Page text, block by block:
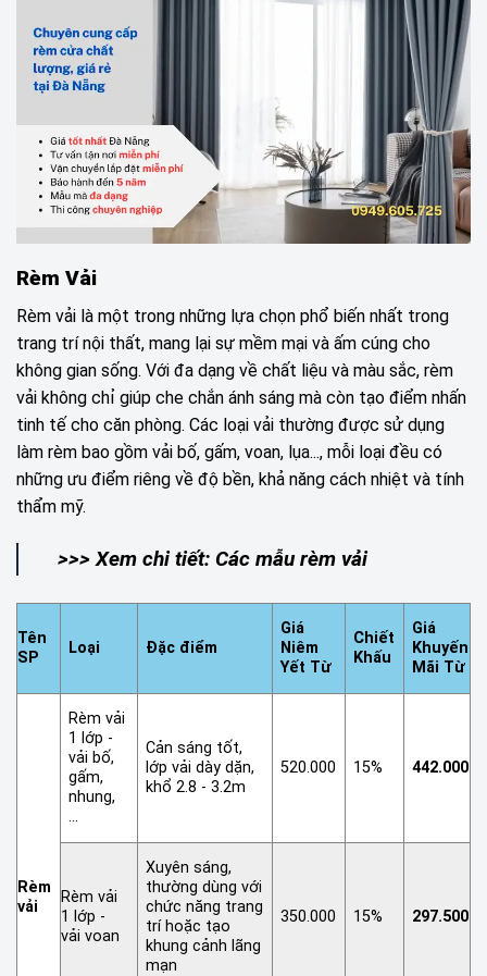
Rèm Vải
Rèm vải là một trong những lựa chọn phổ biến nhất trong
trang trí nội thất, mang lại sự mềm mại và ấm cúng cho
không gian sống. Với đa dạng về chất liệu và màu sắc, rèm
vải không chỉ giúp che chắn ánh sáng mà còn tạo điểm nhấn
tinh tế cho căn phòng. Các loại vải thường được sử dụng
làm rèm bao gồm vải bố, gấm, voan, lụa..., mỗi loại đều có
những ưu điểm riêng về độ bền, khả năng cách nhiệt và tính
thẩm mỹ.
>>> Xem chi tiết: Các mẫu rèm vải
Tên
SP
Loại Đặc điểm
Giá
Niêm
Yết Từ
Chiết
Khấu
Giá
Khuyến
Mãi Từ
Rèm
vải
Rèm vải
1 lớp -
vải bố,
gấm,
nhung,
...
Cản sáng tốt,
lớp vải dày dặn,
khổ 2.8 - 3.2m
520.000 15% 442.000
Rèm vải
1 lớp -
vải voan
Xuyên sáng,
thường dùng với
chức năng trang
trí hoặc tạo
khung cảnh lãng
mạn
350.000 15% 297.500